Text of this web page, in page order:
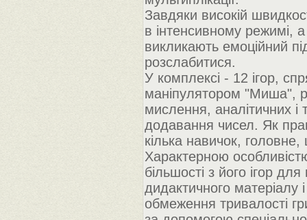
Завдяки високій
в інтенсивному режимі, а
викликають емоційний
розслабитися.
У комплексі - 12 ігор,
маніпулятором "Миша",
мислення, аналітичних і
додавання чисел. Як
кілька навичок,
Характерною
більшості з його ігор
дидактичного
обмеження тривалості